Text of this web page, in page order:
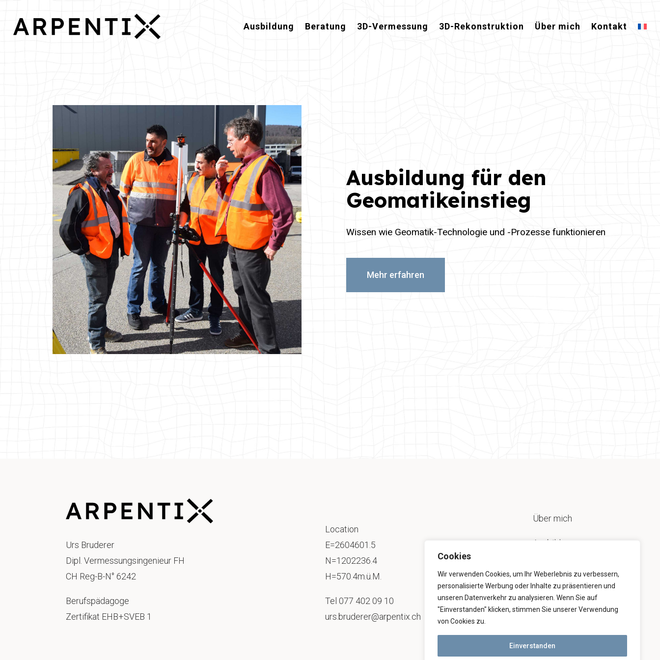
Cookies
Wir verwenden Cookies, um Ihr Weberlebnis zu verbessern,
personalisierte Werbung oder Inhalte zu präsentieren und
unseren Datenverkehr zu analysieren. Wenn Sie auf
"Einverstanden" klicken, stimmen Sie unserer Verwendung
von Cookies zu.
Einverstanden
Ausbildung Beratung 3D-Vermessung 3D-Rekonstruktion Über mich Kontakt
Ausbildung für den
Geomatikeinstieg
Wissen wie Geomatik-Technologie und -Prozesse funktionieren
Mehr erfahren
Urs Bruderer
Dipl. Vermessungsingenieur FH
CH Reg-B-N° 6242
Berufspädagoge
Zertifikat EHB+SVEB 1
Location
E=2604601.5
N=1202236.4
H=570.4m.ü.M.
Tel 077 402 09 10
urs.bruderer@arpentix.ch
Über mich
Ausbildung
3D-Vermessung